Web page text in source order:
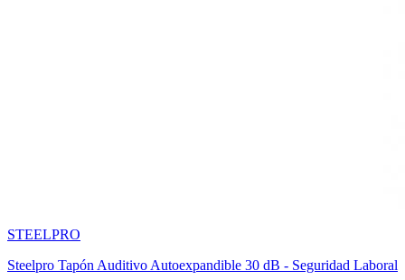
STEELPRO
Steelpro Tapón Auditivo Autoexpandible 30 dB - Seguridad Laboral